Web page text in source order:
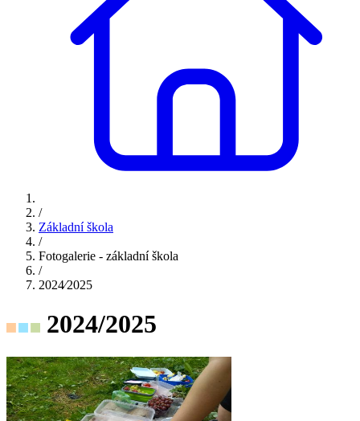
/
Základní škola
/
Fotogalerie - základní škola
/
2024⁄2025
2024/2025